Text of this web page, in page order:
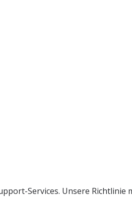
Services. Unsere